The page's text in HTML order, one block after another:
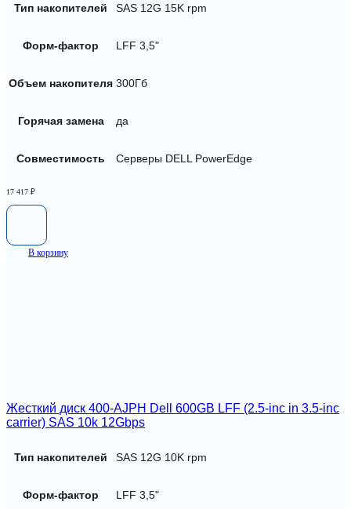
Тип накопителей SAS 12G 15K rpm
Форм-фактор LFF 3,5"
Объем накопителя 300Гб
Горячая замена да
Совместимость Серверы DELL PowerEdge
17 417 ₽
В корзину
Жесткий диск 400-AJPH Dell 600GB LFF (2.5-inc in 3.5-inc
carrier) SAS 10k 12Gbps
Тип накопителей SAS 12G 10K rpm
Форм-фактор LFF 3,5"